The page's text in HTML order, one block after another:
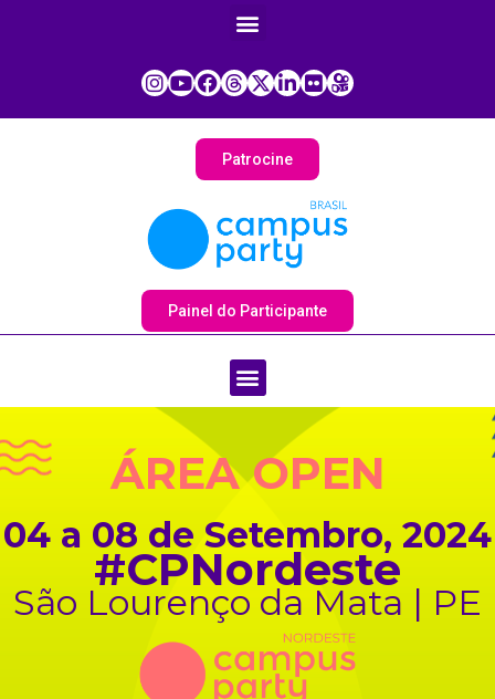
Patrocine
Painel do Participante
ÁREA OPEN
04 a 08 de Setembro, 2024
#CPNordeste
São Lourenço da Mata | PE